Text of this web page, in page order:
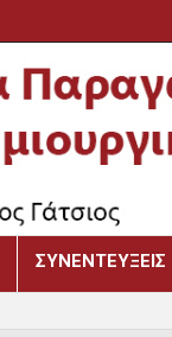
ΣΥΝΕΝΤΕΎΞΕΙΣ